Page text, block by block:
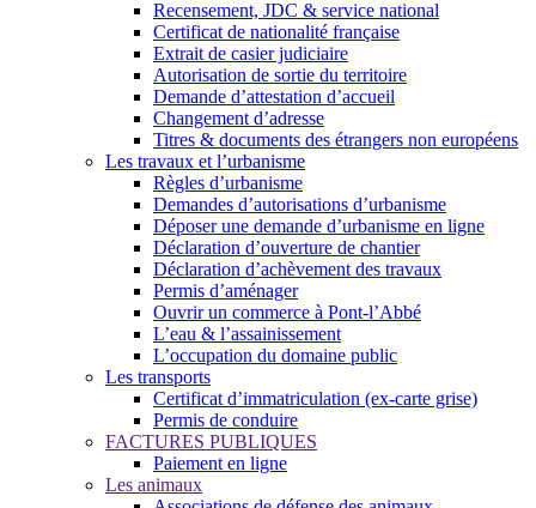
Recensement, JDC & service national
Certificat de nationalité française
Extrait de casier judiciaire
Autorisation de sortie du territoire
Demande d’attestation d’accueil
Changement d’adresse
Titres & documents des étrangers non européens
Les travaux et l’urbanisme
Règles d’urbanisme
Demandes d’autorisations d’urbanisme
Déposer une demande d’urbanisme en ligne
Déclaration d’ouverture de chantier
Déclaration d’achèvement des travaux
Permis d’aménager
Ouvrir un commerce à Pont-l’Abbé
L’eau & l’assainissement
L’occupation du domaine public
Les transports
Certificat d’immatriculation (ex-carte grise)
Permis de conduire
FACTURES PUBLIQUES
Paiement en ligne
Les animaux